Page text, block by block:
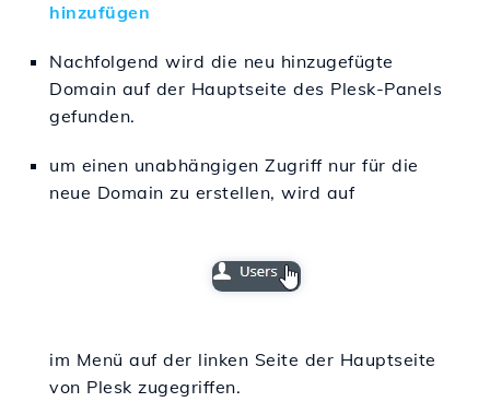
hinzufügen
Nachfolgend wird die neu hinzugefügte
Domain auf der Hauptseite des Plesk-Panels
gefunden.
um einen unabhängigen Zugriff nur für die
neue Domain zu erstellen, wird auf
im Menü auf der linken Seite der Hauptseite
von Plesk zugegriffen.